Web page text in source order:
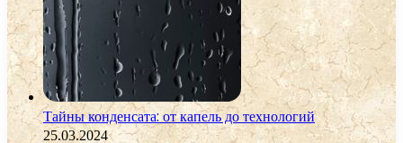
Тайны конденсата: от капель до технологий
25.03.2024